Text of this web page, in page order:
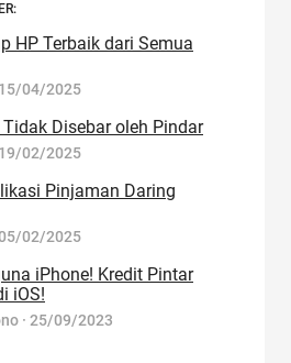
HP Terbaik dari Semua
15/04/2025
Disebar oleh Pindar
19/02/2025
Pinjaman Daring
02/2025
iPhone! Kredit Pintar
iOS!
· 25/09/2023